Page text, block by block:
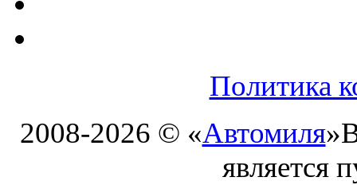
Политика
2008-2026 © «Автомиля»
является